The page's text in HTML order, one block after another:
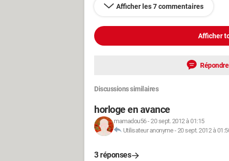
Afficher les 7 commentaires
Afficher
Répondre
Discussions similaires
horloge en avance
mamadou56-20 sept. 2012 à 01:15
Utilisateur anonyme-20 sept. 2012 à
3 réponses